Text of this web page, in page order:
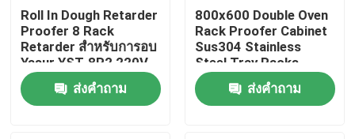
ผลิตภัณฑ์
วิดีโอ
เตาอบสำรับเบเกอรี่
Roll In Dough Retarder
Proofer 8 Rack
Retarder สำหรับการอบ
Yasur YST-8R2 220V
8kw
ส่งคำถาม
800x600 Double Oven
Rack Proofer Cabinet
Sus304 Stainless
Steel Tray Racks
ส่งคำถาม